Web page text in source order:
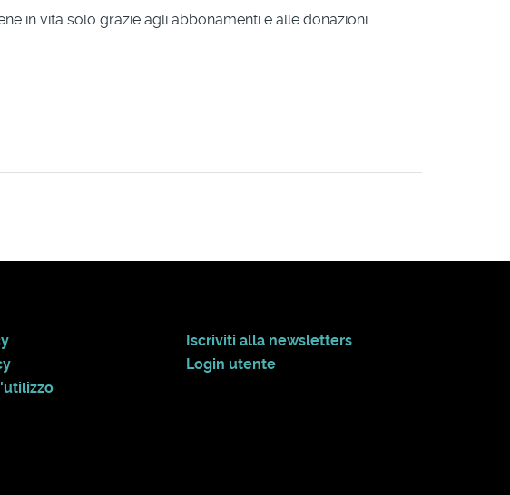
in vita solo grazie agli abbonamenti e alle donazioni.
Iscriviti alla newsletters
Login utente